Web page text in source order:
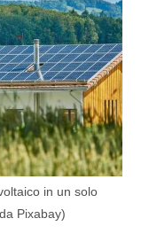
in un solo
Pixabay)